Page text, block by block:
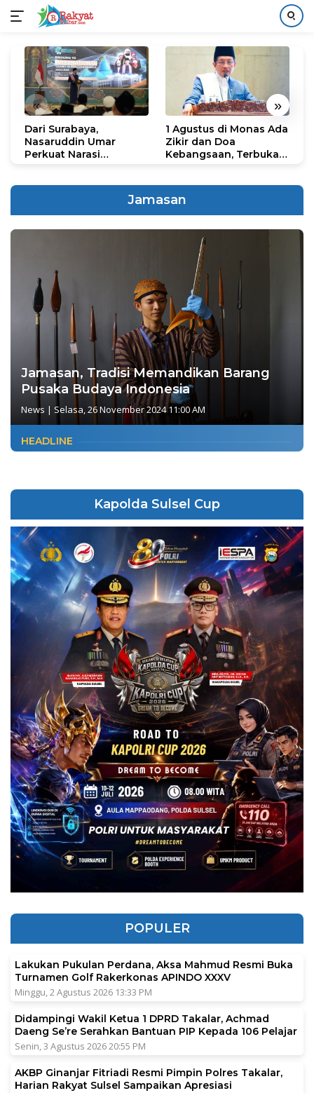
konten
« »
Dari Surabaya,
Nasaruddin Umar
Perkuat Narasi
1 Agustus di Monas Ada
Zikir dan Doa
Kebangsaan, Terbuka
Jamasan
Jamasan, Tradisi Memandikan Barang
Pusaka Budaya Indonesia
News | Selasa, 26 November 2024 11:00 AM
HEADLINE
Kapolda Sulsel Cup
POPULER
Lakukan Pukulan Perdana, Aksa Mahmud Resmi Buka
Turnamen Golf Rakerkonas APINDO XXXV
Minggu, 2 Agustus 2026 13:33 PM
Didampingi Wakil Ketua 1 DPRD Takalar, Achmad
Daeng Se’re Serahkan Bantuan PIP Kepada 106 Pelajar
Senin, 3 Agustus 2026 20:55 PM
AKBP Ginanjar Fitriadi Resmi Pimpin Polres Takalar,
Harian Rakyat Sulsel Sampaikan Apresiasi